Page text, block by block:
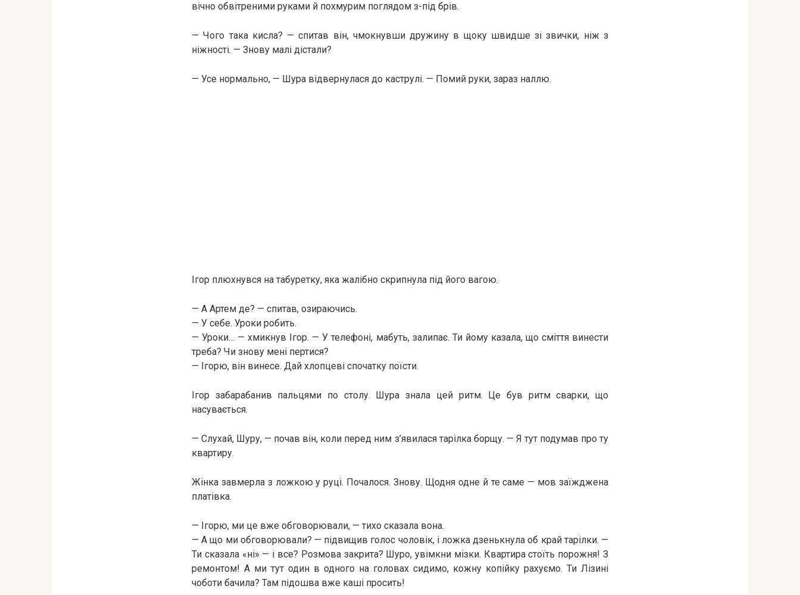
вічно обвітреними руками й похмурим поглядом з-під брів.
— Чого така кисла? — спитав він, чмокнувши дружину в щоку швидше зі звички, ніж з
ніжності. — Знову малі дістали?
— Усе нормально, — Шура відвернулася до каструлі. — Помий руки, зараз наллю.
Ігор плюхнувся на табуретку, яка жалібно скрипнула під його вагою.
— А Артем де? — спитав, озираючись.
— У себе. Уроки робить.
— Уроки… — хмикнув Ігор. — У телефоні, мабуть, залипає. Ти йому казала, що сміття винести
треба? Чи знову мені пертися?
— Ігорю, він винесе. Дай хлопцеві спочатку поїсти.
Ігор забарабанив пальцями по столу. Шура знала цей ритм. Це був ритм сварки, що
насувається.
— Слухай, Шуру, — почав він, коли перед ним з’явилася тарілка борщу. — Я тут подумав про ту
квартиру.
Жінка завмерла з ложкою у руці. Почалося. Знову. Щодня одне й те саме — мов заїжджена
платівка.
— Ігорю, ми це вже обговорювали, — тихо сказала вона.
— А що ми обговорювали? — підвищив голос чоловік, і ложка дзенькнула об край тарілки. —
Ти сказала «ні» — і все? Розмова закрита? Шуро, увімкни мізки. Квартира стоїть порожня! З
ремонтом! А ми тут один в одного на головах сидимо, кожну копійку рахуємо. Ти Лізині
чоботи бачила? Там підошва вже каші просить!